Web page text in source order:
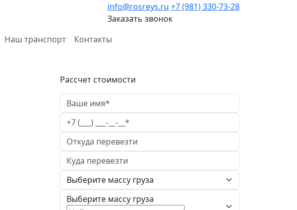
info@rosreys.ru +7 (981) 330-73-28
Заказать звонок
Наш транспорт
Контакты
Рассчет стоимости
Выберите массу груза